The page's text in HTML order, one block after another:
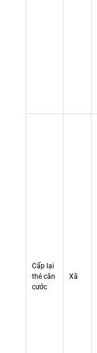
Cấp lại
thẻ căn
cước
Xã